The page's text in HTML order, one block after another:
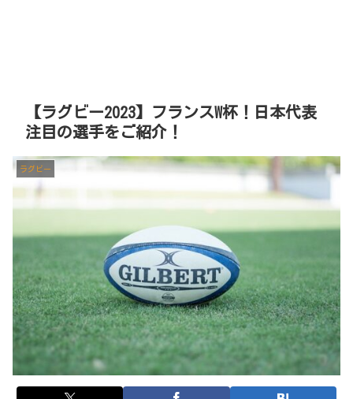
【ラグビー2023】フランスW杯！日本代表
注目の選手をご紹介！
ラグビー